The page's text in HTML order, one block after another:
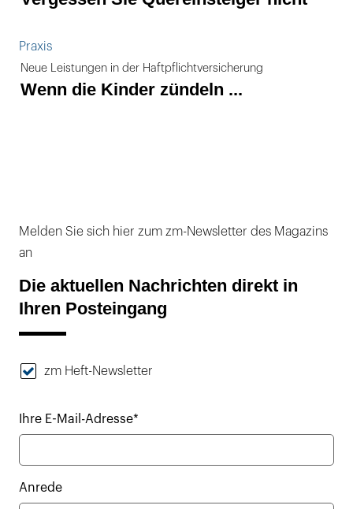
Praxis
Neue Leistungen in der Haftpflichtversicherung
Wenn die Kinder zündeln ...
Melden Sie sich hier zum zm-Newsletter des Magazins
an
Die aktuellen Nachrichten direkt in
Ihren Posteingang
zm Heft-Newsletter
Ihre E-Mail-Adresse*
Anrede